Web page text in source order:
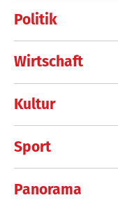
Politik
Wirtschaft
Kultur
Sport
Panorama